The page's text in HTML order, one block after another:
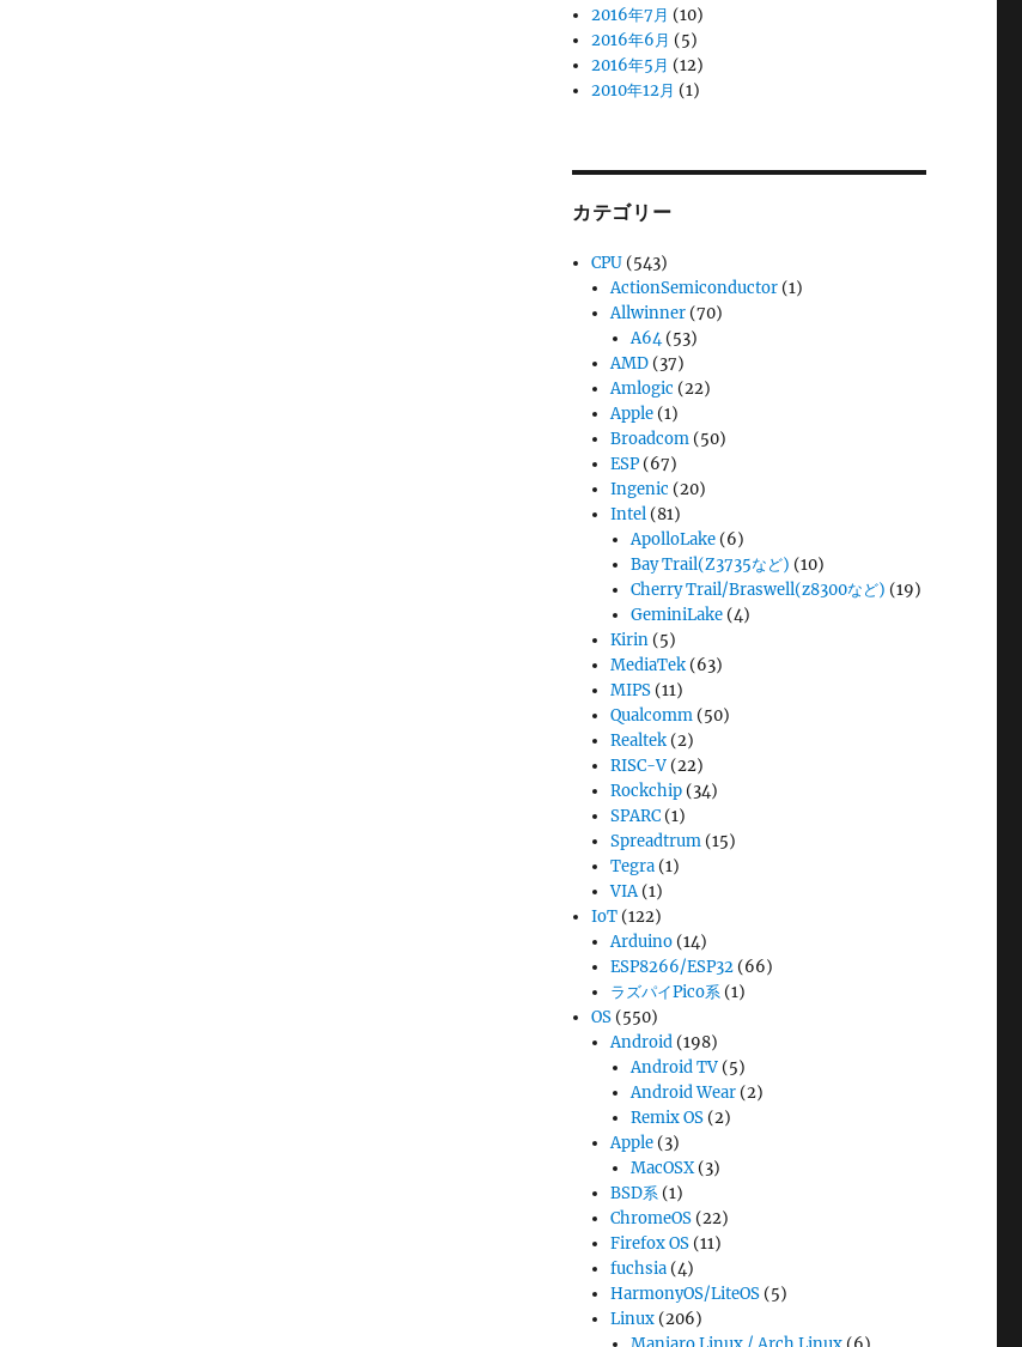
2016年7月 (10)
2016年6月 (5)
2016年5月 (12)
2010年12月 (1)
カテゴリー
CPU (543)
ActionSemiconductor (1)
Allwinner (70)
A64(53)
AMD (37)
Amlogic (22)
Apple (1)
Broadcom (50)
ESP (67)
Ingenic (20)
Intel (81)
ApolloLake(6)
Bay Trail(Z3735など) (10)
Cherry Trail/Braswell(z8300など) (19)
GeminiLake(4)
Kirin (5)
MediaTek (63)
MIPS (11)
Qualcomm (50)
Realtek (2)
RISC-V (22)
Rockchip (34)
SPARC (1)
Spreadtrum (15)
Tegra (1)
VIA(1)
IoT (122)
Arduino (14)
ESP8266/ESP32 (66)
ラズパイPico系 (1)
OS (550)
Android (198)
Android TV(5)
Android Wear(2)
Remix OS(2)
Apple (3)
MacOSX(3)
BSD系 (1)
ChromeOS (22)
Firefox OS (11)
fuchsia (4)
HarmonyOS/LiteOS (5)
Linux (206)